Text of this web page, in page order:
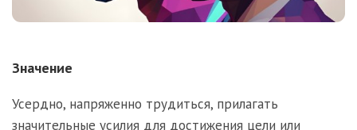
Значение
Усердно, напряженно трудиться, прилагать
значительные усилия для достижения цели или